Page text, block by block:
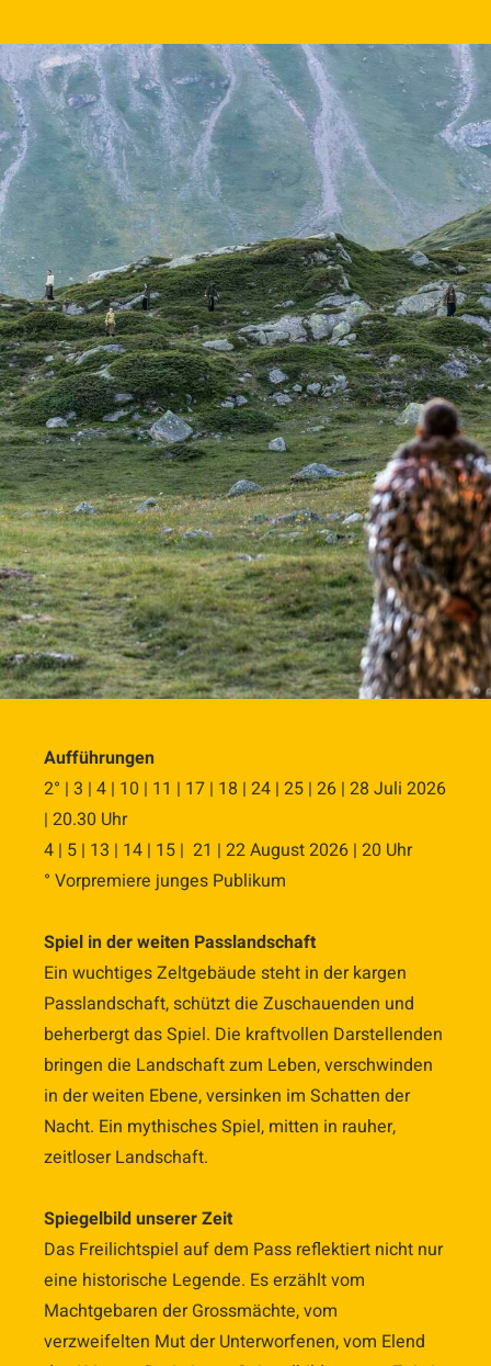
Aufführungen
2° | 3 | 4 | 10 | 11 | 17 | 18 | 24 | 25 | 26 | 28 Juli 2026
| 20.30 Uhr
4 | 5 | 13 | 14 | 15 | 21 | 22 August 2026 | 20 Uhr
° Vorpremiere junges Publikum
Spiel in der weiten Passlandschaft
Ein wuchtiges Zeltgebäude steht in der kargen
Passlandschaft, schützt die Zuschauenden und
beherbergt das Spiel. Die kraftvollen Darstellenden
bringen die Landschaft zum Leben, verschwinden
in der weiten Ebene, versinken im Schatten der
Nacht. Ein mythisches Spiel, mitten in rauher,
zeitloser Landschaft.
Spiegelbild unserer Zeit
Das Freilichtspiel auf dem Pass reflektiert nicht nur
eine historische Legende. Es erzählt vom
Machtgebaren der Grossmächte, vom
verzweifelten Mut der Unterworfenen, vom Elend